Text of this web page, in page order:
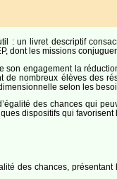
: un livret descriptif
dont les missions
engagement la
nombreux élèves des
selon les
des chances qui
dispositifs qui
des chances,